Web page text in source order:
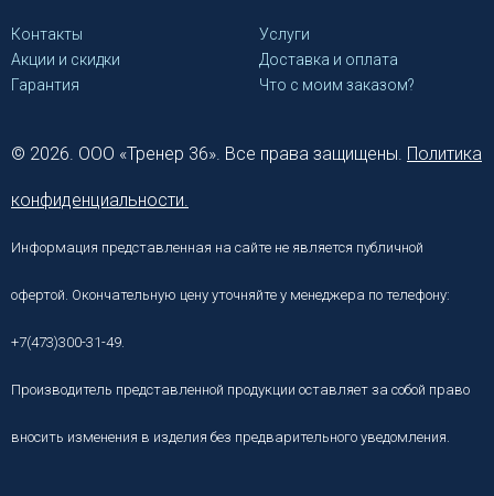
Контакты
Акции и скидки
Гарантия
Услуги
Доставка и оплата
Что с моим заказом?
© 2026. ООО «Тренер 36». Все права защищены. Политика
конфиденциальности.
Информация представленная на сайте не является публичной
офертой. Окончательную цену уточняйте у менеджера по телефону:
+7(473)300-31-49.
Производитель представленной продукции оставляет за собой право
вносить изменения в изделия без предварительного уведомления.